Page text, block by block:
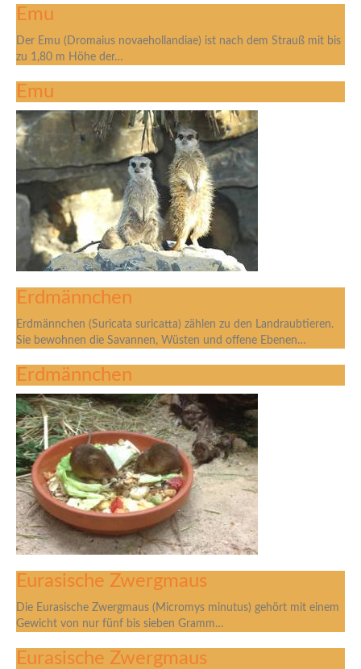
Emu
Der Emu (Dromaius novaehollandiae) ist nach dem Strauß mit bis
zu 1,80 m Höhe der…
Emu
Erdmännchen
Erdmännchen (Suricata suricatta) zählen zu den Landraubtieren.
Sie bewohnen die Savannen, Wüsten und offene Ebenen…
Erdmännchen
Eurasische Zwergmaus
Die Eurasische Zwergmaus (Micromys minutus) gehört mit einem
Gewicht von nur fünf bis sieben Gramm…
Eurasische Zwergmaus